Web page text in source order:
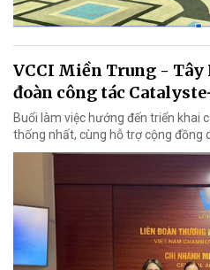
VCCI Miền Trung - Tây
đoàn công tác
Buổi làm việc hướng đến triển khai
thống nhất, cùng hỗ trợ cộng đồng